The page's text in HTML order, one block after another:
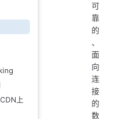
上
可
靠
的
、
面
向
连
接
的
数